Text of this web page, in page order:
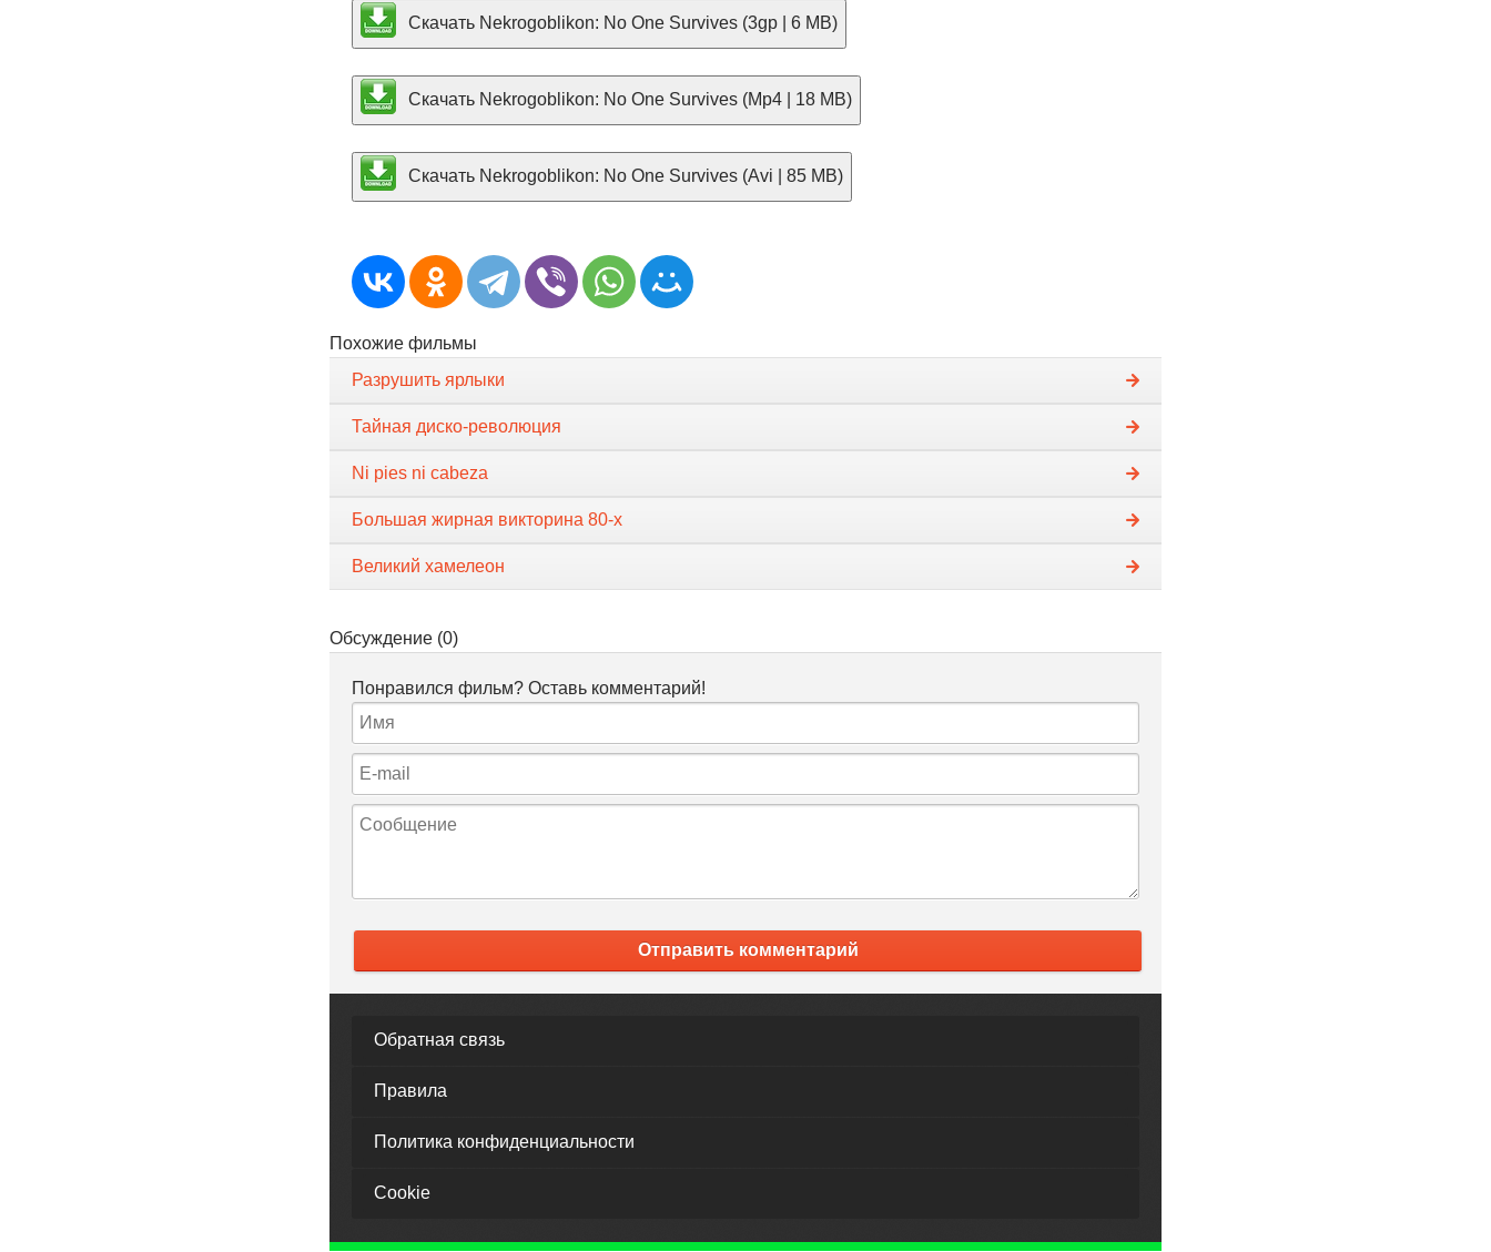
Скачать Nekrogoblikon: No One Survives (3gp | 6 MB)
Скачать Nekrogoblikon: No One Survives (Mp4 | 18 MB)
Скачать Nekrogoblikon: No One Survives (Avi | 85 MB)
Похожие фильмы
Разрушить ярлыки
Тайная диско-революция
Ni pies ni cabeza
Большая жирная викторина 80-х
Великий хамелеон
Обсуждение (0)
Понравился фильм? Оставь комментарий!
Отправить комментарий
Обратная связь
Правила
Политика конфиденциальности
Cookie